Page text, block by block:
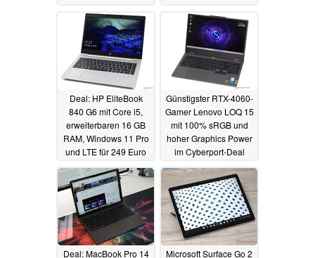
23.01.2025
Deal: HP EliteBook
840 G6 mit Core i5,
erweiterbaren 16 GB
RAM, Windows 11 Pro
und LTE für 249 Euro
20.01.2025
Günstigster RTX-4060-
Gamer Lenovo LOQ 15
mit 100% sRGB und
hoher Graphics Power
im Cyberport-Deal
20.01.2025
Deal: MacBook Pro 14
Microsoft Surface Go 2